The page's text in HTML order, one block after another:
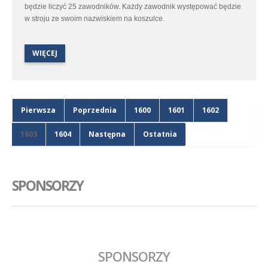
będzie liczyć 25 zawodników. Każdy zawodnik występować będzie
w stroju ze swoim nazwiskiem na koszulce.
WIĘCEJ
Pierwsza Poprzednia 1600 1601 1602
1603 1604 Następna Ostatnia
SPONSORZY
SPONSORZY